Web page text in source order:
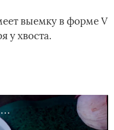
выемку в форме V
у хвоста.
сухопутная черепаха всё о содержании в домашних условиях.